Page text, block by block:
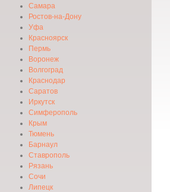
Самара
Ростов-на-Дону
Уфа
Красноярск
Пермь
Воронеж
Волгоград
Краснодар
Саратов
Иркутск
Симферополь
Крым
Тюмень
Барнаул
Ставрополь
Рязань
Сочи
Липецк